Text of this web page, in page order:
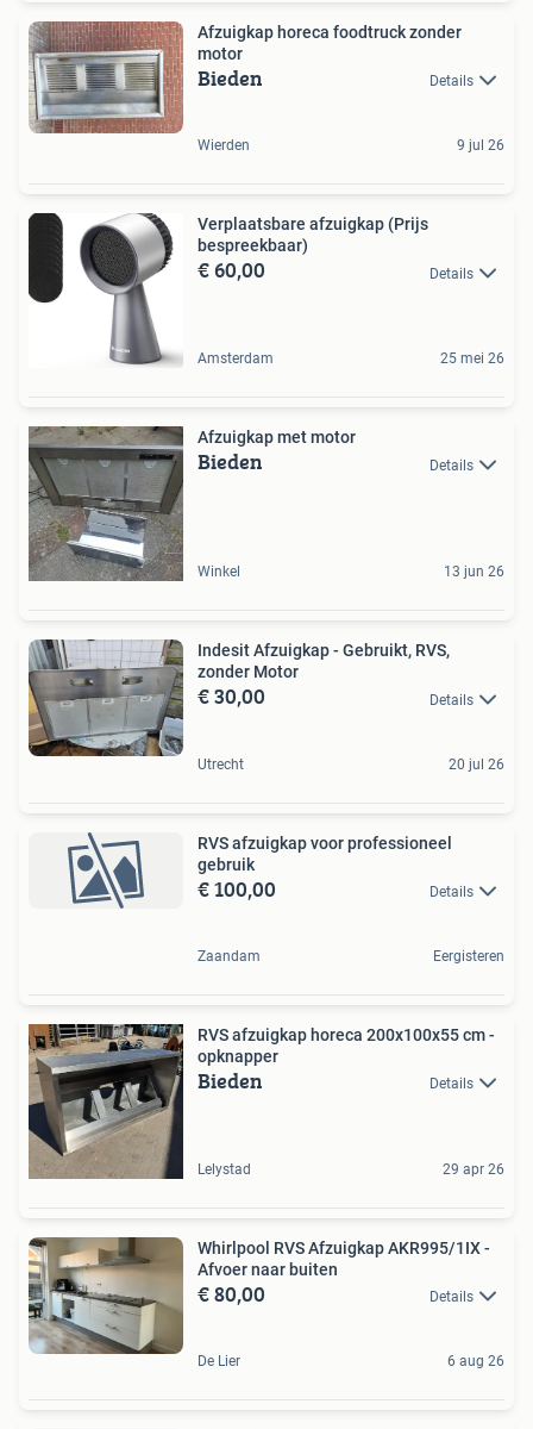
Afzuigkap horeca foodtruck zonder
motor
Bieden Details
Wierden 9 jul 26
Verplaatsbare afzuigkap (Prijs
bespreekbaar)
€ 60,00 Details
Amsterdam 25 mei 26
Afzuigkap met motor
Bieden Details
Winkel 13 jun 26
Indesit Afzuigkap - Gebruikt, RVS,
zonder Motor
€ 30,00 Details
Utrecht 20 jul 26
RVS afzuigkap voor professioneel
gebruik
€ 100,00 Details
Zaandam Eergisteren
RVS afzuigkap horeca 200x100x55 cm -
opknapper
Bieden Details
Lelystad 29 apr 26
Whirlpool RVS Afzuigkap AKR995/1IX -
Afvoer naar buiten
€ 80,00 Details
De Lier 6 aug 26